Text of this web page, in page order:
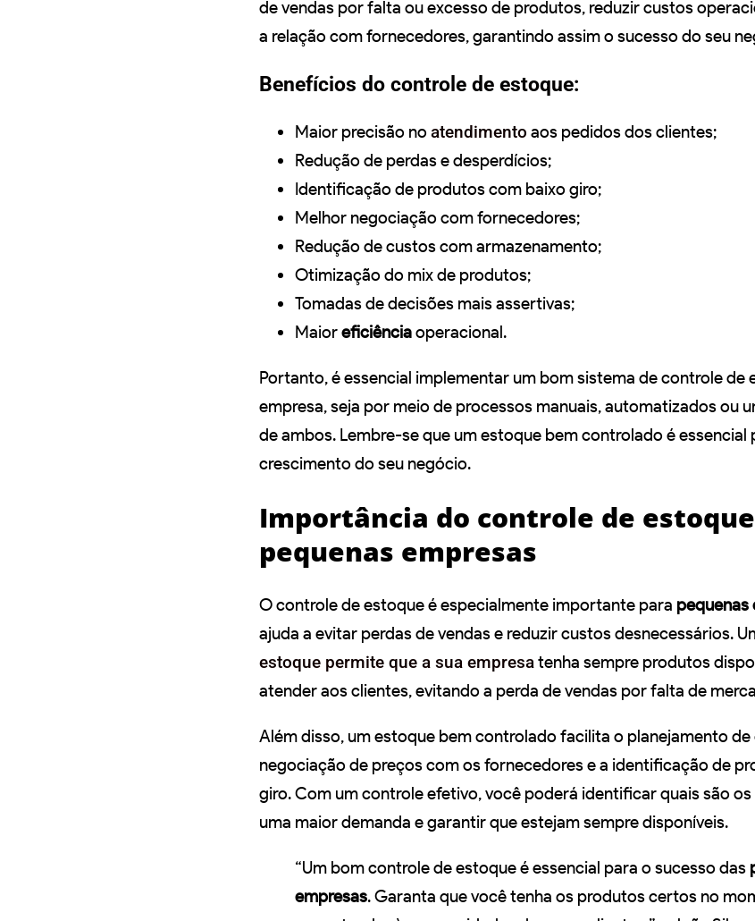
de vendas por falta ou excesso de produtos, reduzir custos
a relação com fornecedores, garantindo assim o sucesso do seu
Benefícios do controle de estoque:
Maior precisão no atendimento aos pedidos dos clientes;
Redução de perdas e desperdícios;
Identificação de produtos com baixo giro;
Melhor negociação com fornecedores;
Redução de custos com armazenamento;
Otimização do mix de produtos;
Tomadas de decisões mais assertivas;
Maioreficiênciaoperacional.
Portanto, é essencial implementar um bom sistema de controle de
empresa, seja por meio de processos manuais, automatizados ou
de ambos. Lembre-se que um estoque bem controlado é essencial
crescimento do seu negócio.
Importância do controle de
pequenas empresas
O controle de estoque é especialmente importante para pequenas
ajuda a evitar perdas de vendas e reduzir custos desnecessários.
estoque permite que a sua empresatenha sempre produtos
atender aos clientes, evitando a perda de vendas por falta de
Além disso, um estoque bem controlado facilita o planejamento de
negociação de preços com os fornecedores e a identificação de
giro. Com um controle efetivo, você poderá identificar quais são
uma maior demanda e garantir que estejam sempre disponíveis.
“Um bom controle de estoque é essencial para o sucesso das
empresas. Garanta que você tenha os produtos certos no